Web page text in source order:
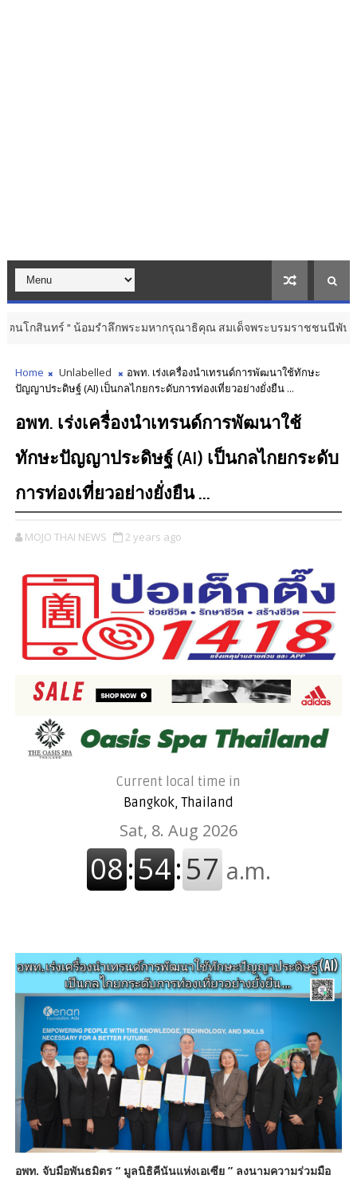
น้อมรำลึกพระมหากรุณาธิคุณ สมเด็จพระบรมราชชนนีพันปีหลวง ...
Home Unlabelled
อพท. เร่งเครื่องนำเทรนด์การพัฒนาใช้ทักษะ
ปัญญาประดิษฐ์ (AI) เป็นกลไกยกระดับการท่องเที่ยวอย่างยั่งยืน ...
อพท. เร่งเครื่องนำเทรนด์การพัฒนาใช้
ทักษะปัญญาประดิษฐ์ (AI) เป็นกลไกยกระดับ
การท่องเที่ยวอย่างยั่งยืน ...
MOJO THAI NEWS 2 years ago
Current local time in
Bangkok, Thailand
อพท. จับมือพันธมิตร “ มูลนิธิคีนันแห่งเอเซีย ” ลงนามความร่วมมือ